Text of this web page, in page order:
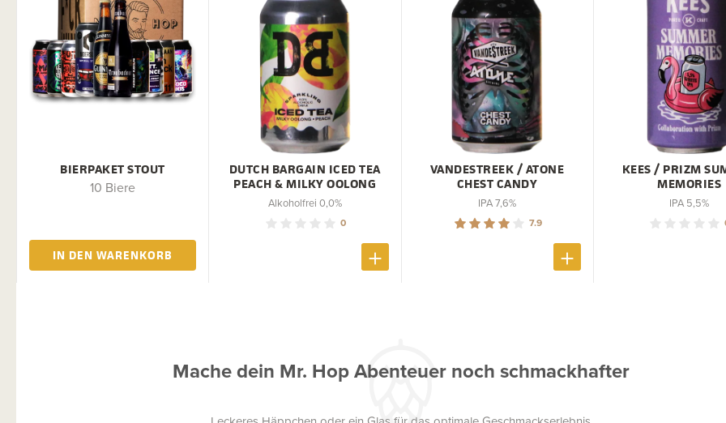
BIERPAKET STOUT
10 Biere
IN DEN WARENKORB
DUTCH BARGAIN ICED TEA
PEACH & MILKY OOLONG
Alkoholfrei 0,0%
0
VANDESTREEK / ATONE
CHEST CANDY
IPA 7,6%
7.9
KEES / PRIZM
MEMORIES
IPA 5,5%
Mache dein Mr. Hop Abenteuer noch schmackhafter